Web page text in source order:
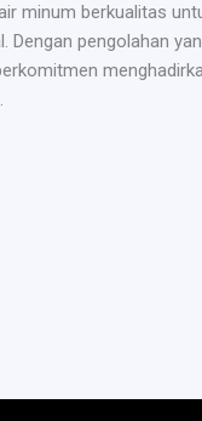
minum berkualitas
Dengan pengolahan